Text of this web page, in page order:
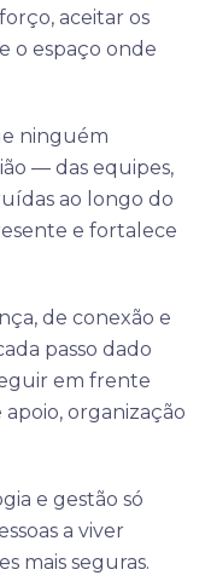
aceitar os
o espaço onde
ninguém
— das equipes,
ao longo do
e fortalece
de conexão e
passo dado
em frente
organização
e gestão só
a viver
mais seguras.